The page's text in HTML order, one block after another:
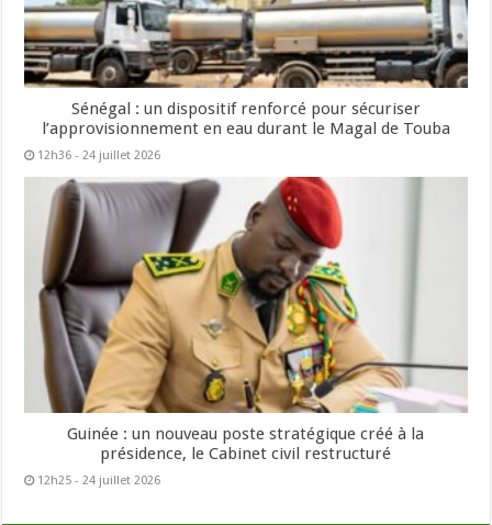
Sénégal : un dispositif renforcé pour sécuriser
l’approvisionnement en eau durant le Magal de Touba
12h36 - 24 juillet 2026
Guinée : un nouveau poste stratégique créé à la
présidence, le Cabinet civil restructuré
12h25 - 24 juillet 2026